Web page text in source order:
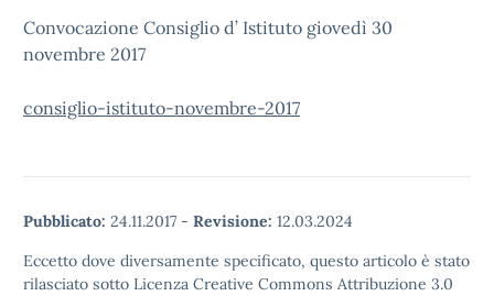
Convocazione Consiglio d’ Istituto giovedì 30
novembre 2017
consiglio-istituto-novembre-2017
Pubblicato: 24.11.2017 - Revisione: 12.03.2024
Eccetto dove diversamente specificato, questo articolo è stato
rilasciato sotto Licenza Creative Commons Attribuzione 3.0